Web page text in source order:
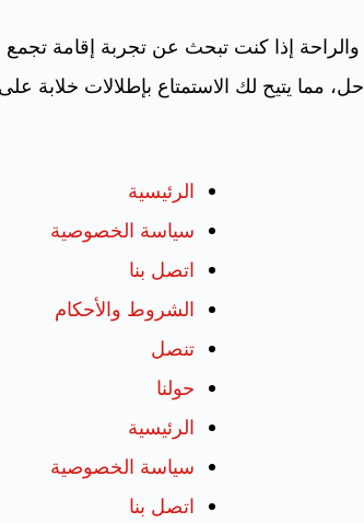
إذا كنت تبحث عن تجربة إقامة تجمع
مما يتيح لك الاستمتاع بإطلالات خلابة
الرئيسية
سياسة الخصوصية
اتصل بنا
الشروط والأحكام
تنصل
حولنا
الرئيسية
سياسة الخصوصية
اتصل بنا